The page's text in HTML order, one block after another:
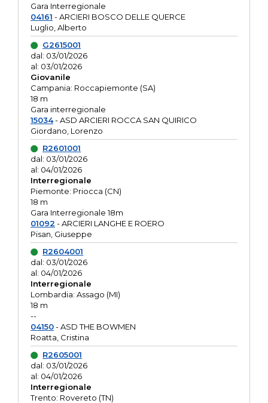
Gara Interregionale
04161 - ARCIERI BOSCO DELLE QUERCE
Luglio, Alberto
G2615001
dal: 03/01/2026
al: 03/01/2026
Giovanile
Campania: Roccapiemonte (SA)
18 m
Gara interregionale
15034- ASD ARCIERI ROCCA SAN QUIRICO
Giordano, Lorenzo
R2601001
dal: 03/01/2026
al: 04/01/2026
Interregionale
Piemonte: Priocca (CN)
18 m
Gara Interregionale 18m
01092 - ARCIERI LANGHE E ROERO
Pisan, Giuseppe
R2604001
dal: 03/01/2026
al: 04/01/2026
Interregionale
Lombardia: Assago (MI)
18 m
--
04150- ASD THE BOWMEN
Roatta, Cristina
R2605001
dal: 03/01/2026
al: 04/01/2026
Interregionale
Trento: Rovereto (TN)